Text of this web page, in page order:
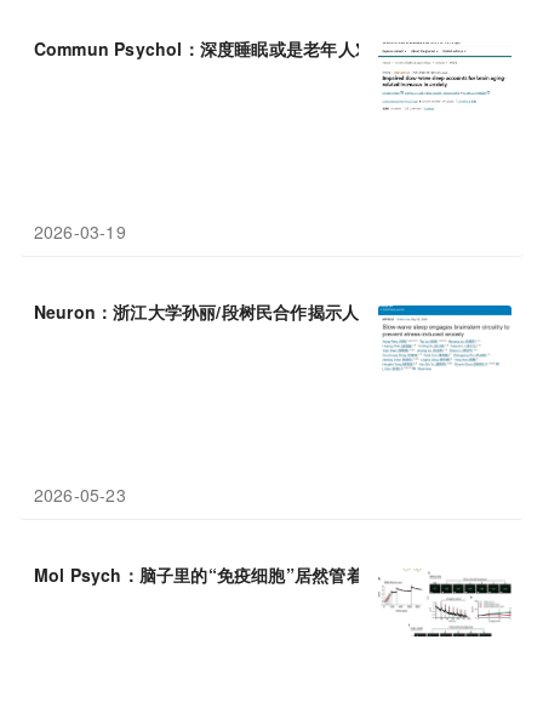
Commun Psychol：深度睡眠或是老年人对抗焦虑的天然“情绪处
2026-03-19
Neuron：浙江大学孙丽/段树民合作揭示人体主动“关闭”焦虑的神
2026-05-23
Mol Psych：脑子里的“免疫细胞”居然管着 焦虑 和理毛？钙离子